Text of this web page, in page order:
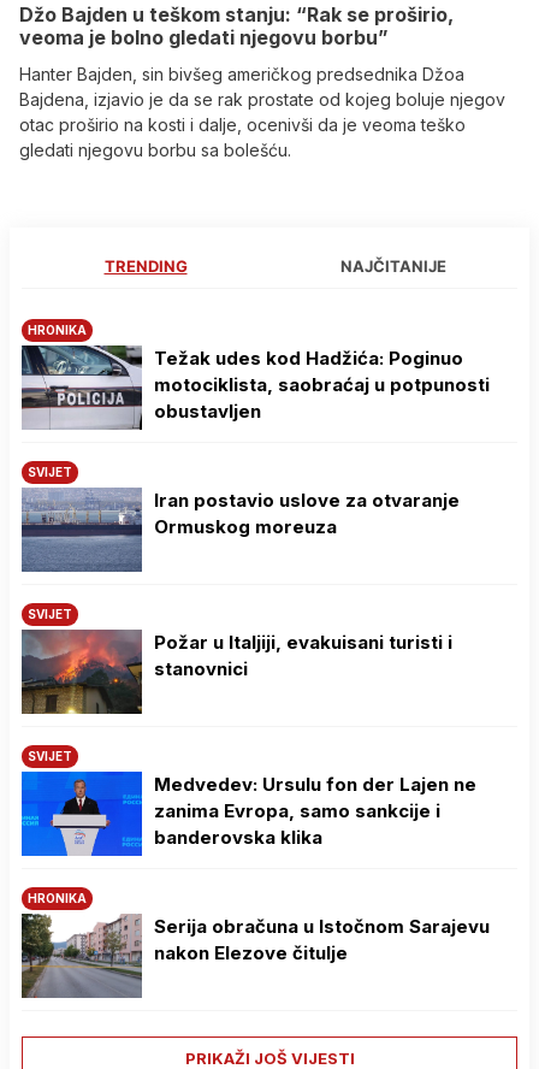
Džo Bajden u teškom stanju: “Rak se proširio,
veoma je bolno gledati njegovu borbu”
Hanter Bajden, sin bivšeg američkog predsednika Džoa
Bajdena, izjavio je da se rak prostate od kojeg boluje njegov
otac proširio na kosti i dalje, ocenivši da je veoma teško
gledati njegovu borbu sa bolešću.
TRENDING NAJČITANIJE
HRONIKA
Težak udes kod Hadžića: Poginuo
motociklista, saobraćaj u potpunosti
obustavljen
SVIJET
Iran postavio uslove za otvaranje
Ormuskog moreuza
SVIJET
Požar u Italjiji, evakuisani turisti i
stanovnici
SVIJET
Medvedev: Ursulu fon der Lajen ne
zanima Evropa, samo sankcije i
banderovska klika
HRONIKA
Serija obračuna u Istočnom Sarajevu
nakon Elezove čitulje
PRIKAŽI JOŠ VIJESTI